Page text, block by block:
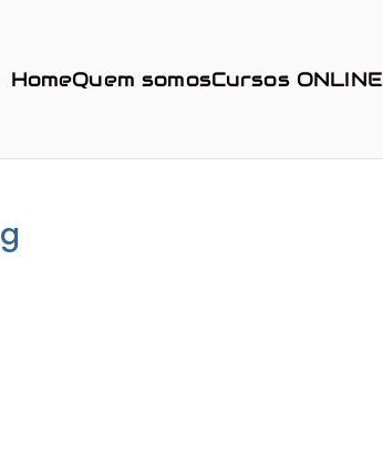
HomeQuem somosCursos ONLINE